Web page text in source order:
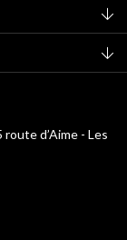
d’Aime - Les